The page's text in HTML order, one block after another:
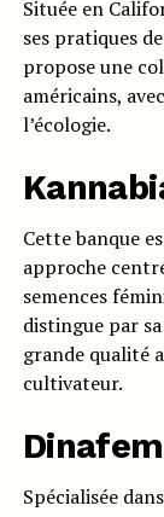
Située en
ses pratiques
propose une
américains,
l’écologie.
Cette banque
approche
semences
distingue par
grande qualité
cultivateur.
Dinafem
Spécialisée